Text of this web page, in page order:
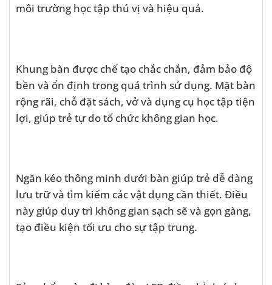
môi trường học tập thú vị và hiệu quả.
Khung bàn được chế tạo chắc chắn, đảm bảo độ
bền và ổn định trong quá trình sử dụng. Mặt bàn
rộng rãi, chỗ đặt sách, vở và dụng cụ học tập tiện
lợi, giúp trẻ tự do tổ chức không gian học.
Ngăn kéo thông minh dưới bàn giúp trẻ dễ dàng
lưu trữ và tìm kiếm các vật dụng cần thiết. Điều
này giúp duy trì không gian sạch sẽ và gọn gàng,
tạo điều kiện tối ưu cho sự tập trung.